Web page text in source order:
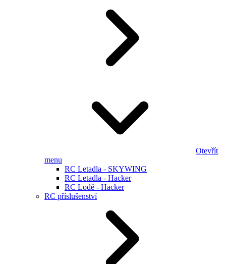
Otevřít
menu
RC Letadla - SKYWING
RC Letadla - Hacker
RC Lodě - Hacker
RC příslušenství